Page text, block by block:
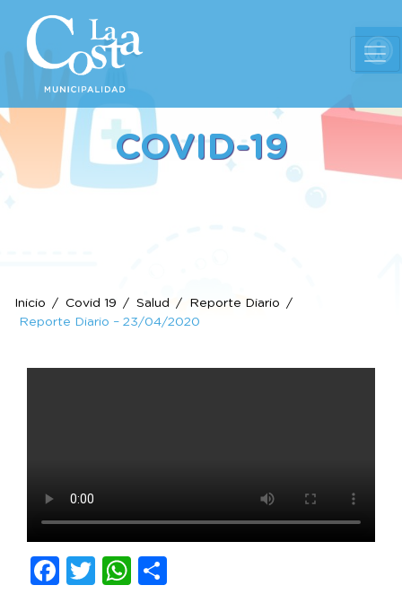
COVID-19
Inicio Covid 19 Salud
Reporte Diario
Reporte Diario – 23/04/2020
Facebook
TwitterWhatsApp